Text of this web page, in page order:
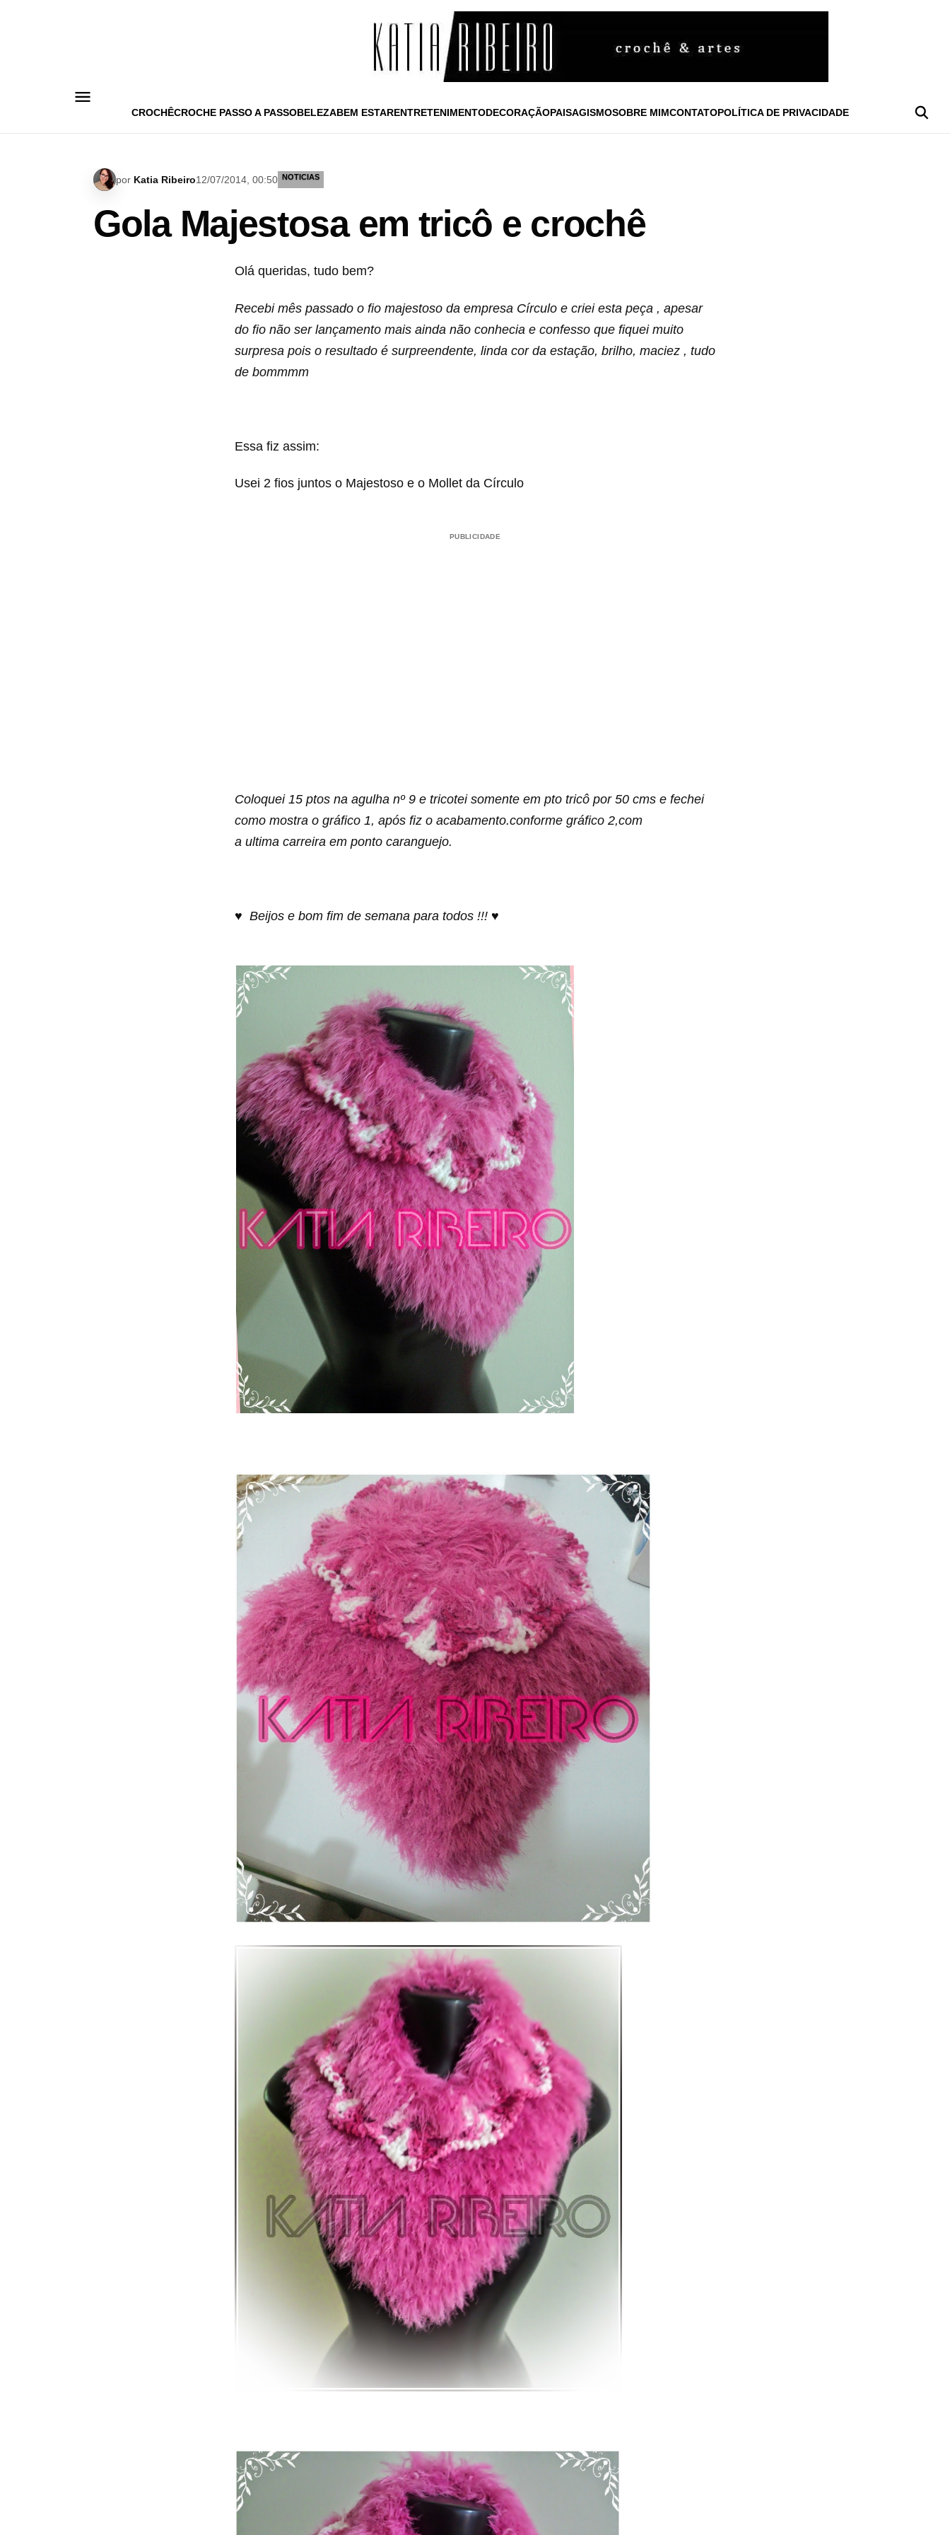
CROCHÊCROCHE PASSO A PASSOBELEZABEM ESTARENTRETENIMENTODECORAÇÃOPAISAGISMOSOBRE MIMCONTATOPOLÍTICA DE PRIVACIDADE
por Katia Ribeiro12/07/2014, 00:50 NOTICIAS
Gola Majestosa em tricô e crochê
Olá queridas, tudo bem?
Recebi mês passado o fio majestoso da empresa Círculo e criei esta peça , apesar
do fio não ser lançamento mais ainda não conhecia e confesso que fiquei muito
surpresa pois o resultado é surpreendente, linda cor da estação, brilho, maciez , tudo
de bommmm
Essa fiz assim:
Usei 2 fios juntos o Majestoso e o Mollet da Círculo
PUBLICIDADE
Coloquei 15 ptos na agulha nº 9 e tricotei somente em pto tricô por 50 cms e fechei
como mostra o gráfico 1, após fiz o acabamento.conforme gráfico 2,com
a ultima carreira em ponto caranguejo.
♥ Beijos e bom fim de semana para todos !!! ♥